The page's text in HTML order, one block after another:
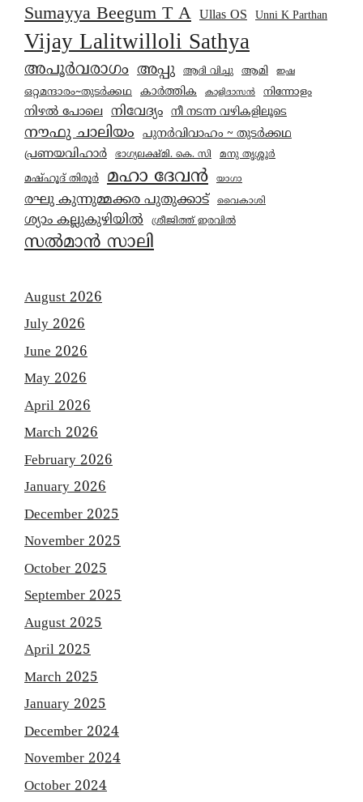
Sumayya Beegum T A Ullas OS Unni K Parthan
Vijay Lalitwilloli Sathya
അപൂർവരാഗം അപ്പു ആദി വിച്ചു ആമി ഇഷ
ഒറ്റമന്ദാരം~തുടർക്കഥ കാര്‍ത്തിക കാളിദാസൻ നിന്നോളം
നിഴൽ പോലെ നിവേദ്യം നീ നടന്ന വഴികളിലൂടെ
നൗഫു ചാലിയം പുനർവിവാഹം ~ തുടർക്കഥ
പ്രണയവിഹാർ ഭാഗ്യലക്ഷ്മി. കെ. സി
മനു തൃശ്ശൂർ
മഷ്ഹൂദ് തിരൂർ
മഹാ ദേവൻ യാഗാ
രഘു കുന്നുമ്മക്കര പുതുക്കാട് വൈകാശി
ശ്യാം കല്ലുകുഴിയിൽ ശ്രീജിത്ത് ഇരവിൽ
സൽമാൻ സാലി
August 2026
July 2026
June 2026
May 2026
April 2026
March 2026
February 2026
January 2026
December 2025
November 2025
October 2025
September 2025
August 2025
April 2025
March 2025
January 2025
December 2024
November 2024
October 2024